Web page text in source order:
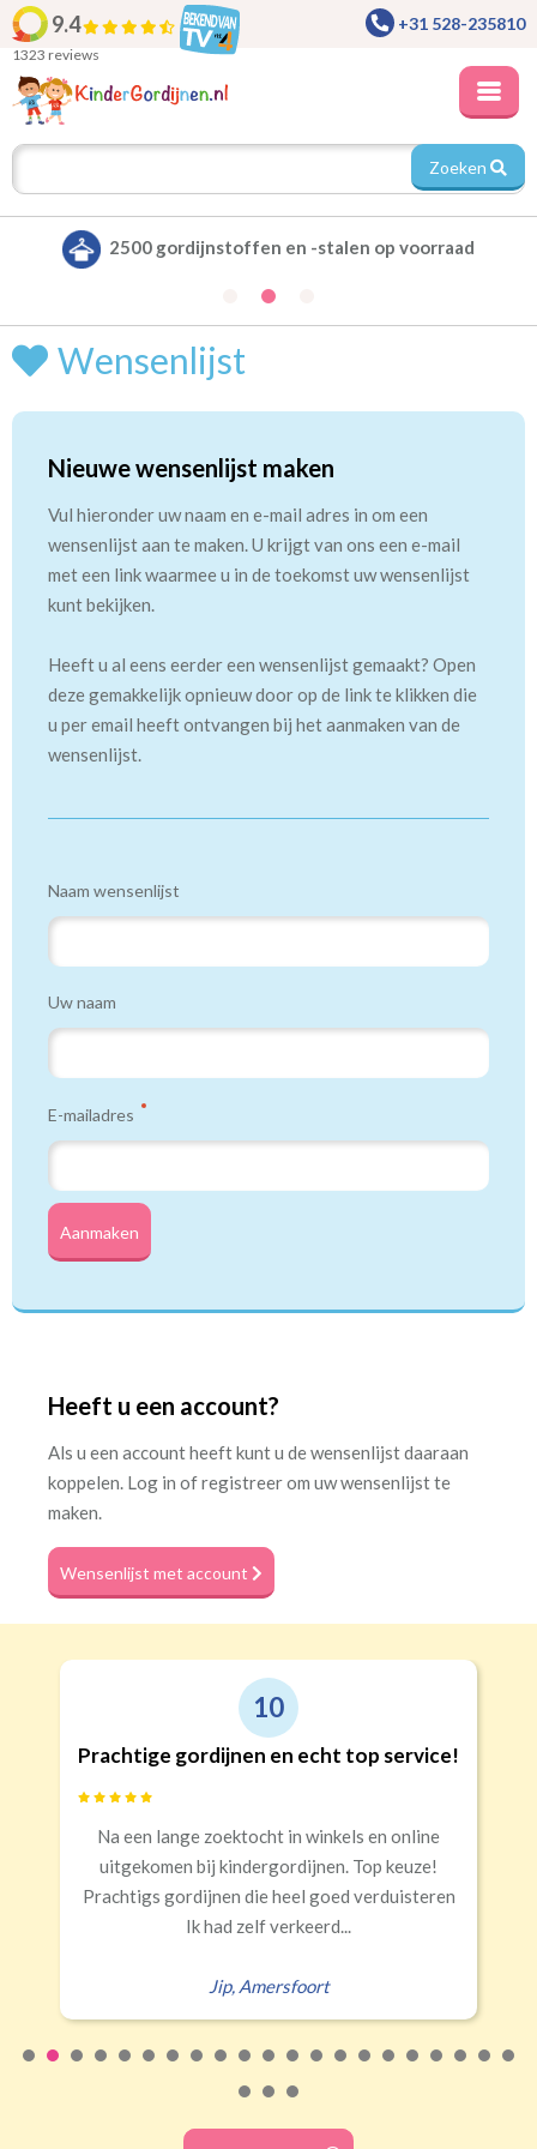
9.4
1323 reviews
+31 528-235810
Zoeken
2500 gordijnstoffen en -stalen op voorraad
Wensenlijst
Nieuwe wensenlijst maken
Vul hieronder uw naam en e-mail adres in om een
wensenlijst aan te maken. U krijgt van ons een e-mail
met een link waarmee u in de toekomst uw wensenlijst
kunt bekijken.
Heeft u al eens eerder een wensenlijst gemaakt? Open
deze gemakkelijk opnieuw door op de link te klikken die
u per email heeft ontvangen bij het aanmaken van de
wensenlijst.
Naam wensenlijst
Uw naam
E-mailadres
Aanmaken
Heeft u een account?
Als u een account heeft kunt u de wensenlijst daaraan
koppelen. Log in of registreer om uw wensenlijst te
maken.
Wensenlijst met account
10
Prachtige gordijnen en echt top service!
Na een lange zoektocht in winkels en online
uitgekomen bij kindergordijnen. Top keuze!
Prachtigs gordijnen die heel goed verduisteren
Ik had zelf verkeerd...
Jip, Amersfoort